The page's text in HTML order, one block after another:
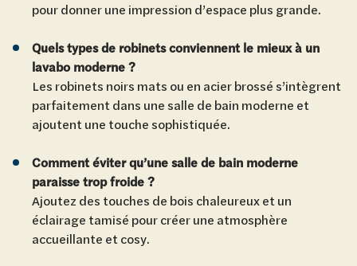
pour donner une impression d’espace plus grande.
Quels types de robinets conviennent le mieux à un
lavabo moderne ?
Les robinets noirs mats ou en acier brossé s’intègrent
parfaitement dans une salle de bain moderne et
ajoutent une touche sophistiquée.
Comment éviter qu’une salle de bain moderne
paraisse trop froide ?
Ajoutez des touches de bois chaleureux et un
éclairage tamisé pour créer une atmosphère
accueillante et cosy.